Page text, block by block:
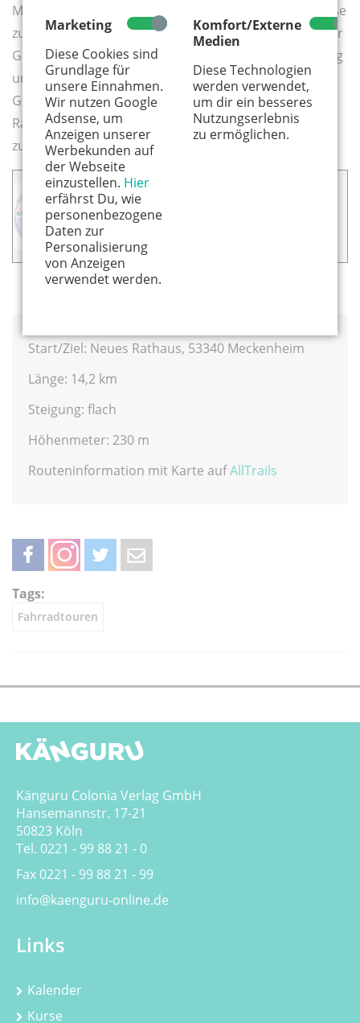
Marketing
Diese Cookies sind
Grundlage für
unsere Einnahmen.
Wir nutzen Google
Adsense, um
Anzeigen unserer
Werbekunden auf
der Webseite
einzustellen. Hier
erfährst Du, wie
personenbezogene
Daten zur
Personalisierung
von Anzeigen
verwendet werden.
Komfort/Externe
Medien
Diese Technologien
werden verwendet,
um dir ein besseres
Nutzungserlebnis
zu ermöglichen.
Meckenheim, durch die Altstadt über die Mühlenstraße
zur Bonner Straße. Weiter geht es auf dem Radweg zur
Gudenauer Allee. Diese überquert ihr an der Kreuzung
und fahrt auf der anderen Straßenseite entlang der
Gudenauer Allee leicht bergauf bis zur Fuß-und
Radfahrerbrücke, über diese zum Le-Mee-Platz und
zurück zum Ausgangspunkt.
Das könnte dich auch interessieren:
▸ KÄNGURU-Radtour: Familienradeln
auf dem Radweg Sieg
Start/Ziel: Neues Rathaus, 53340 Meckenheim
Länge: 14,2 km
Steigung: flach
Höhenmeter: 230 m
Routeninformation mit Karte aufAllTrails
teilen
Tags:
Fahrradtouren
Känguru Colonia Verlag GmbH
Hansemannstr. 17-21
50823 Köln
Tel. 0221 - 99 88 21 - 0
Fax 0221 - 99 88 21 - 99
info@kaenguru-online.de
Links
Kalender
Kurse